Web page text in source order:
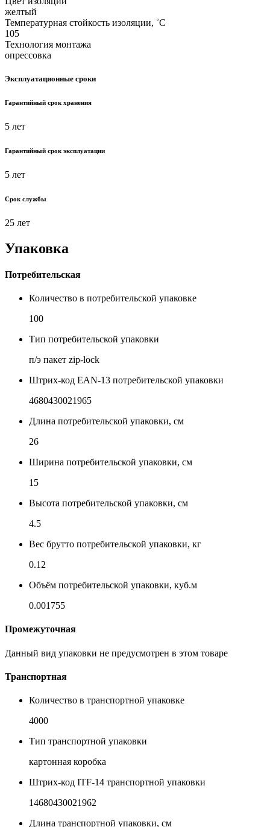
желтый
Температурная стойкость изоляции, ˚С
105
Технология монтажа
опрессовка
Эксплуатационные сроки
Гарантийный срок хранения
5 лет
Гарантийный срок эксплуатации
5 лет
Срок службы
25 лет
Упаковка
Потребительская
Количество в потребительской упаковке
100
Тип потребительской упаковки
п/э пакет zip-lock
Штрих-код EAN-13 потребительской упаковки
4680430021965
Длина потребительской упаковки, см
26
Ширина потребительской упаковки, см
15
Высота потребительской упаковки, см
4.5
Вес брутто потребительской упаковки, кг
0.12
Объём потребительской упаковки, куб.м
0.001755
Промежуточная
Данный вид упаковки не предусмотрен в этом товаре
Транспортная
Количество в транспортной упаковке
4000
Тип транспортной упаковки
картонная коробка
Штрих-код ITF-14 транспортной упаковки
14680430021962
Длина транспортной упаковки, см